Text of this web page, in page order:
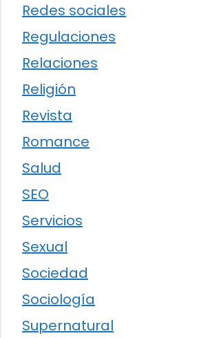
Redes sociales
Regulaciones
Relaciones
Religión
Revista
Romance
Salud
SEO
Servicios
Sexual
Sociedad
Sociología
Supernatural